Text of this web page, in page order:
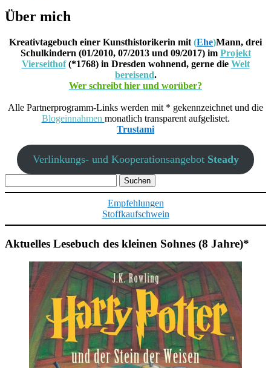
Über mich
Kreativtagebuch einer Kunsthistorikerin mit (Ehe)Mann, drei
Schulkindern (01/2010, 07/2013 und 09/2017) im Projekt
Vierseithof(*1768) in Dresden wohnend, gerne die Welt
bereisend.
Wer schreibt hier und worüber?
Alle Partnerprogramm-Links werden mit * gekennzeichnet und die
Blogeinnahmen monatlich transparent aufgelistet.
Trustami
Verlinkungs- und Kooperationsangebot Steady
nach:
Empfehlungen
Stoffkaufschwein
Aktuelles Lesebuch des kleinen Sohnes (8 Jahre)*